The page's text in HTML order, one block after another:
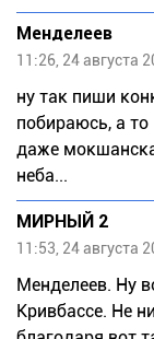
Meндeлeeв
11:26, 24 августа
ну так пиши
побираюсь, а
даже
неба...
МИРНЫЙ 2
11:53, 24 августа
Менделеев. Ну
Кривбассе. Не